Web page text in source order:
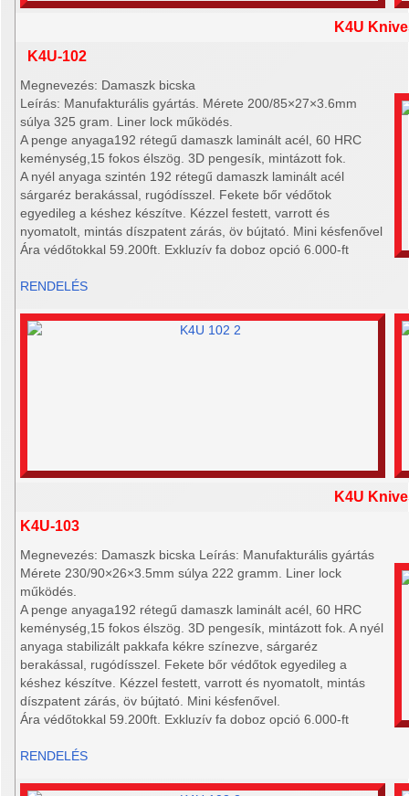
K4U
K4U-102
Megnevezés: Damaszk bicska
Leírás: Manufakturális gyártás. Mérete 200/85×27×3.6mm
súlya 325 gram. Liner lock működés.
A penge anyaga192 rétegű damaszk laminált acél, 60 HRC
keménység,15 fokos élszög. 3D pengesík, mintázott fok.
A nyél anyaga szintén 192 rétegű damaszk laminált acél
sárgaréz berakással, rugódísszel. Fekete bőr védőtok
egyedileg a késhez készítve. Kézzel festett, varrott és
nyomatolt, mintás díszpatent zárás, öv bújtató. Mini késfenővel
Ára védőtokkal 59.200ft. Exkluzív fa doboz opció 6.000-ft
RENDELÉS
K4U
K4U-103
Megnevezés: Damaszk bicska Leírás: Manufakturális gyártás
Mérete 230/90×26×3.5mm súlya 222 gramm. Liner lock
működés.
A penge anyaga192 rétegű damaszk laminált acél, 60 HRC
keménység,15 fokos élszög. 3D pengesík, mintázott fok. A nyél
anyaga stabilizált pakkafa kékre színezve, sárgaréz
berakással, rugódísszel. Fekete bőr védőtok egyedileg a
késhez készítve. Kézzel festett, varrott és nyomatolt, mintás
díszpatent zárás, öv bújtató. Mini késfenővel.
Ára védőtokkal 59.200ft. Exkluzív fa doboz opció 6.000-ft
RENDELÉS